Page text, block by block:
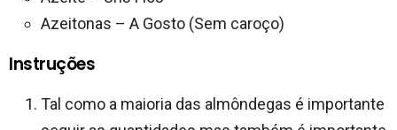
Azeitonas – A Gosto (Sem caroço)
Instruções
Tal como a maioria das almôndegas é importante